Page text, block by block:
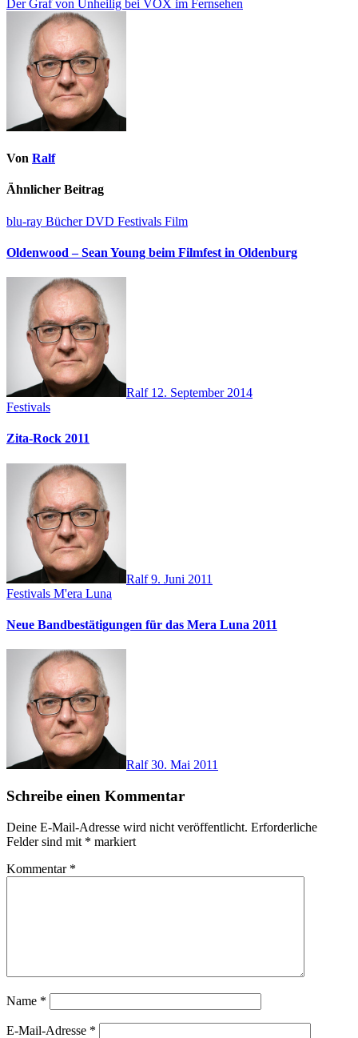
Der Graf von Unheilig bei VOX im Fernsehen
Von Ralf
Ähnlicher Beitrag
blu-ray BücherDVD Festivals Film
Oldenwood – Sean Young beim Filmfest in Oldenburg
Ralf 12. September 2014
Festivals
Zita-Rock 2011
Ralf9. Juni 2011
Festivals M'era Luna
Neue Bandbestätigungen für das Mera Luna 2011
Ralf30. Mai 2011
Schreibe einen Kommentar
Deine E-Mail-Adresse wird nicht veröffentlicht. Erforderliche
Felder sind mit * markiert
Kommentar *
Name *
E-Mail-Adresse *